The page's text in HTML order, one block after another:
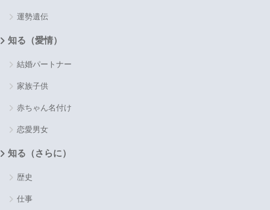
運勢遺伝
知る（愛情）
結婚パートナー
家族子供
赤ちゃん名付け
恋愛男女
知る（さらに）
歴史
仕事